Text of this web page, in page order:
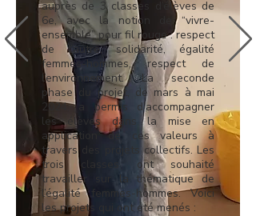
auprès de 3 classes d’élèves de
6e, avec la notion de “vivre-
ensemble” pour fil rouge : respect
de l’autre, solidarité, égalité
femmes-hommes, respect de
l’environnement. La seconde
phase du projet, de mars à mai
2024, a permis d’accompagner
les élèves dans la mise en
application de ces valeurs à
travers des projets collectifs. Les
trois classes ont souhaité
travailler sur la thématique de
l’égalité femmes-hommes. Voici
les projets qui ont été menés :